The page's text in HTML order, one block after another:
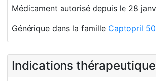
Médicament autorisé depuis le 28
Générique dans la famille Captopril
Indications